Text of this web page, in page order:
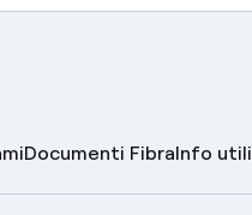
Documenti FibraInfo utili